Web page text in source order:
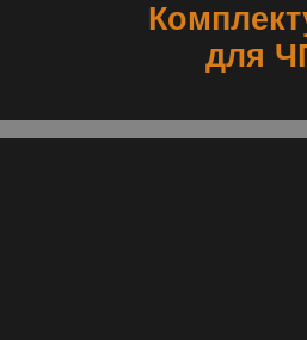
для